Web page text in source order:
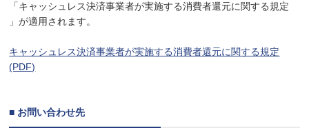
「キャッシュレス決済事業者が実施する消費者還元に関する規定
」が適用されます。
キャッシュレス決済事業者が実施する消費者還元に関する規定
(PDF)
■ お問い合わせ先